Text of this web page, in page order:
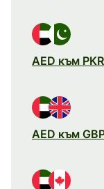
AED към PKR
AED към